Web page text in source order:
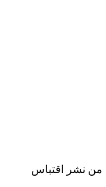
من نشر اقتباس